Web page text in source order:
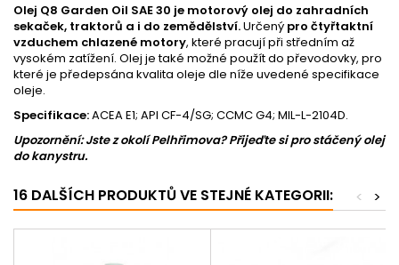
Olej Q8 Garden Oil SAE 30 je motorový olej do zahradních
sekaček, traktorů a i do zemědělství.Určený pro čtyřtaktní
vzduchem chlazené motory, které pracují při středním až
vysokém zatížení. Olej je také možné použít do převodovky, pro
které je předepsána kvalita oleje dle níže uvedené specifikace
oleje.
Specifikace:ACEA E1; API CF-4/SG; CCMC G4; MIL-L-2104D.
Upozornění:Jste z okolí Pelhřimova? Přijeďte si pro stáčený olej
do kanystru.
16 DALŠÍCH PRODUKTŮ VE STEJNÉ KATEGORII: >
<